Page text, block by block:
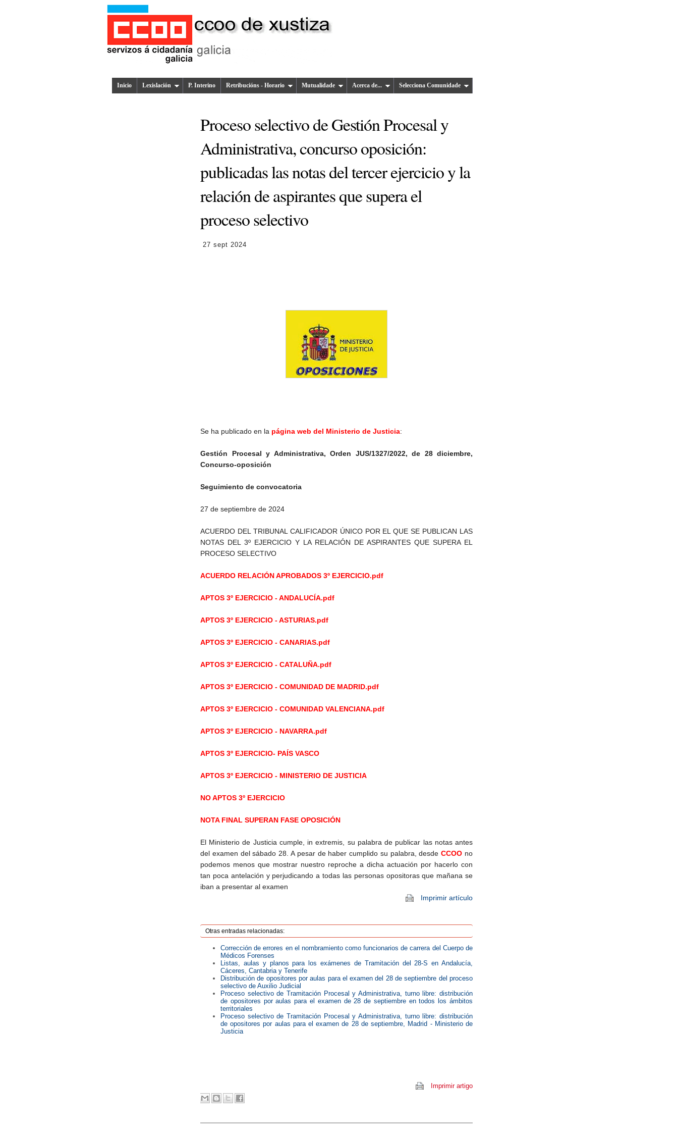
Inicio Lexislación P. Interino Retribucións - Horario Mutualidade Acerca de... Selecciona Comunidade
Proceso selectivo de Gestión Procesal y
Administrativa, concurso oposición:
publicadas las notas del tercer ejercicio y la
relación de aspirantes que supera el
proceso selectivo
27 sept 2024
Se ha publicado en la página web del Ministerio de Justicia:
Gestión Procesal y Administrativa, Orden JUS/1327/2022, de 28 diciembre,
Concurso-oposición
Seguimiento de convocatoria
27 de septiembre de 2024
ACUERDO DEL TRIBUNAL CALIFICADOR ÚNICO POR EL QUE SE PUBLICAN LAS
NOTAS DEL 3º EJERCICIO Y LA RELACIÓN DE ASPIRANTES QUE SUPERA EL
PROCESO SELECTIVO
ACUERDO RELACIÓN APROBADOS 3º EJERCICIO.pdf
APTOS 3º EJERCICIO - ANDALUCÍA.pdf
APTOS 3º EJERCICIO - ASTURIAS.pdf
APTOS 3º EJERCICIO - CANARIAS.pdf
APTOS 3º EJERCICIO - CATALUÑA.pdf
APTOS 3º EJERCICIO - COMUNIDAD DE MADRID.pdf
APTOS 3º EJERCICIO - COMUNIDAD VALENCIANA.pdf
APTOS 3º EJERCICIO - NAVARRA.pdf
APTOS 3º EJERCICIO- PAÍS VASCO
APTOS 3º EJERCICIO - MINISTERIO DE JUSTICIA
NO APTOS 3º EJERCICIO
NOTA FINAL SUPERAN FASE OPOSICIÓN
El Ministerio de Justicia cumple, in extremis, su palabra de publicar las notas antes
del examen del sábado 28. A pesar de haber cumplido su palabra, desdeCCOO no
podemos menos que mostrar nuestro reproche a dicha actuación por hacerlo con
tan poca antelación y perjudicando a todas las personas opositoras que mañana se
iban a presentar al examen
Imprimir artículo
Otras entradas relacionadas:
Corrección de errores en el nombramiento como funcionarios de carrera del Cuerpo de
Médicos Forenses
Listas, aulas y planos para los exámenes de Tramitación del 28-S en Andalucía,
Cáceres, Cantabria y Tenerife
Distribución de opositores por aulas para el examen del 28 de septiembre del proceso
selectivo de Auxilio Judicial
Proceso selectivo de Tramitación Procesal y Administrativa, turno libre: distribución
de opositores por aulas para el examen de 28 de septiembre en todos los ámbitos
territoriales
Proceso selectivo de Tramitación Procesal y Administrativa, turno libre: distribución
de opositores por aulas para el examen de 28 de septiembre, Madrid - Ministerio de
Justicia
Imprimir artigo